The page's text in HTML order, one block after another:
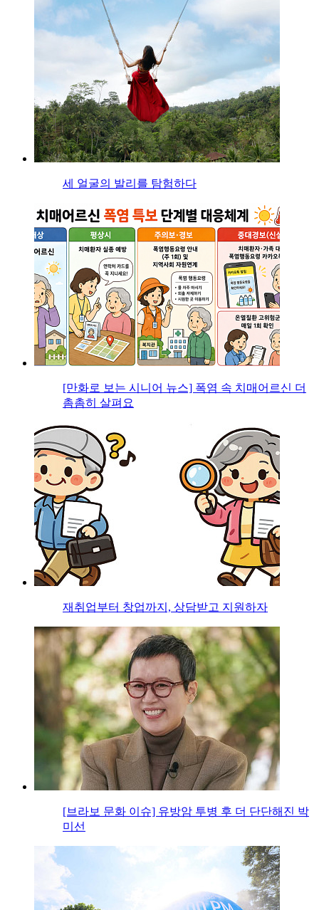
세 얼굴의 발리를 탐험하다
[만화로 보는 시니어 뉴스] 폭염 속 치매어르신 더
촘촘히 살펴요
재취업부터 창업까지, 상담받고 지원하자
[브라보 문화 이슈] 유방암 투병 후 더 단단해진 박
미선